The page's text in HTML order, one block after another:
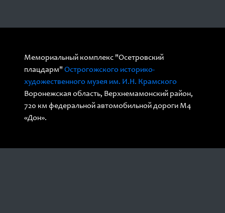
Мемориальный комплекс "Осетровский
плацдарм" Острогожского историко-
художественного музея им. И.Н. Крамского
Воронежская область, Верхнемамонский район,
720 км федеральной автомобильной дороги М4
«Дон».